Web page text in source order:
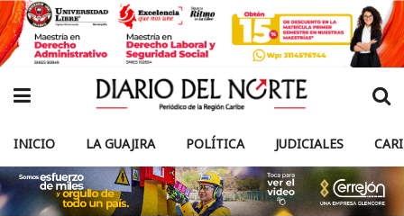
INICIO LA GUAJIRA POLÍTICA JUDICIALES